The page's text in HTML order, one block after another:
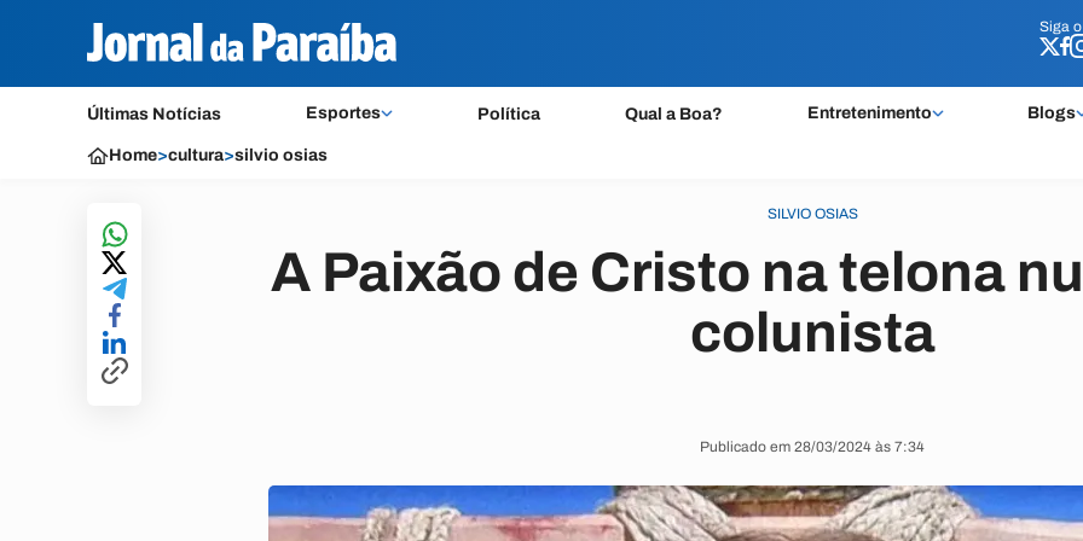
Siga o
Últimas Notícias Esportes Política Qual a Boa? Entretenimento Blogs
Siga o
Home>cultura>silvio osias
SILVIO OSIAS
A Paixão de Cristo na telona
colunista
Publicado em 28/03/2024 às 7:34